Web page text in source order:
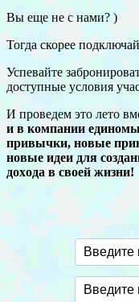
Вы еще не с нами? )
Тогда скорее
Успевайте
доступные условия
И проведем это лето
и в компании
привычки, новые
новые идеи для
доxода в своей жизни!